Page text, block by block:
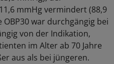
mmHg vermindert (88,9
war durchgängig bei
von der Indikation,
im Alter ab 70 Jahre
aus als bei jüngeren.